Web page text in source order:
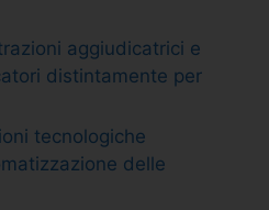
aggiudicatrici e
distintamente per
tecnologiche
delle